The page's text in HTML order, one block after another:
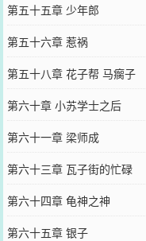
第五十五章 少年郎
第五十六章 惹祸
第五十八章 花子帮 马瘸子
第六十章 小苏学士之后
第六十一章 梁师成
第六十三章 瓦子街的忙碌
第六十四章 龟神之神
第六十五章 银子